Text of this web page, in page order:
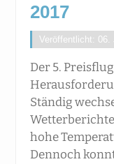
2017
Veröffentlicht: 06.
Der 5.
Ständig
hohe
Dennoch